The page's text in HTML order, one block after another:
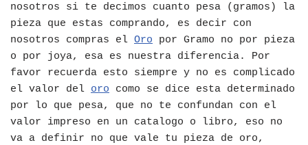
nosotros si te decimos cuanto pesa (gramos) la
pieza que estas comprando, es decir con
nosotros compras el Oro por Gramo no por pieza
o por joya, esa es nuestra diferencia. Por
favor recuerda esto siempre y no es complicado
el valor del oro como se dice esta determinado
por lo que pesa, que no te confundan con el
valor impreso en un catalogo o libro, eso no
va a definir no que vale tu pieza de oro,